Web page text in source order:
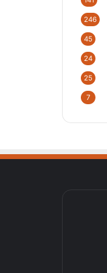
246
45
24
25
7